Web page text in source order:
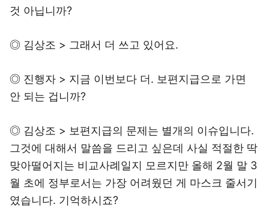
것 아닙니까?
◎ 김상조 > 그래서 더 쓰고 있어요.
◎ 진행자 > 지금 이번보다 더. 보편지급으로 가면
안 되는 겁니까?
◎ 김상조 > 보편지급의 문제는 별개의 이슈입니다.
그것에 대해서 말씀을 드리고 싶은데 사실 적절한 딱
맞아떨어지는 비교사례일지 모르지만 올해 2월 말 3
월 초에 정부로서는 가장 어려웠던 게 마스크 줄서기
였습니다. 기억하시죠?